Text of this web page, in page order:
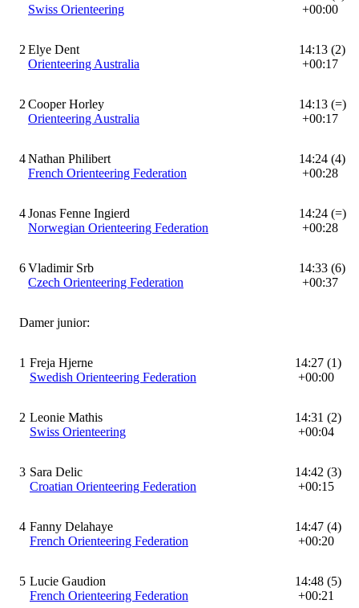
Swiss Orienteering
+00:00
2 Elye Dent
Orienteering Australia
14:13 (2)
+00:17
2 Cooper Horley
Orienteering Australia
14:13 (=)
+00:17
4Nathan Philibert
French Orienteering Federation
14:24 (4)
+00:28
4Jonas Fenne Ingierd
Norwegian Orienteering Federation
14:24 (=)
+00:28
6Vladimir Srb
Czech Orienteering Federation
14:33 (6)
+00:37
Damer junior:
1 Freja Hjerne
Swedish Orienteering Federation
14:27 (1)
+00:00
2 Leonie Mathis
Swiss Orienteering
14:31 (2)
+00:04
3 Sara Delic
Croatian Orienteering Federation
14:42 (3)
+00:15
4 Fanny Delahaye
French Orienteering Federation
14:47 (4)
+00:20
5 Lucie Gaudion
French Orienteering Federation
14:48 (5)
+00:21